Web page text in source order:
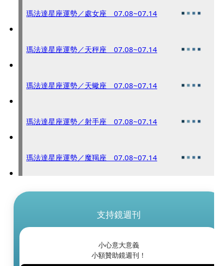
瑪法達星座運勢／處女座 07.08~07.14
瑪法達星座運勢／天秤座 07.08~07.14
瑪法達星座運勢／天蠍座 07.08~07.14
瑪法達星座運勢／射手座 07.08~07.14
瑪法達星座運勢／魔羯座 07.08~07.14
支持鏡週刊
小心意大意義
小額贊助鏡週刊！